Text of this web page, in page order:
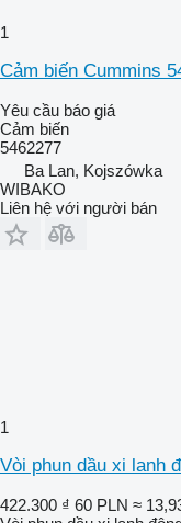
1
Cảm biến Cummins
Yêu cầu báo giá
Cảm biến
5462277
Ba Lan, Kojszówka
WIBAKO
Liên hệ với người bán
1
Vòi phun dầu xi lanh
422.300 ₫ 60 PLN ≈